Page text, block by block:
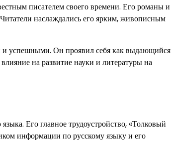
писателем своего времени. Его романы и
наслаждались его ярким, живописным
и успешными. Он проявил себя как выдающийся
на развитие науки и литературы на
Его главное трудоустройство, «Толковый
информации по русскому языку и его